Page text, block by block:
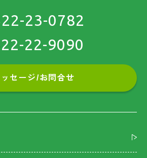
23-0782
22-9090
ッセージ/お問合せ